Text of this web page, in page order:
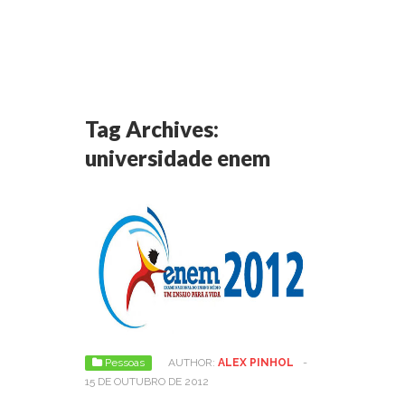
Tag Archives:
universidade enem
Pessoas AUTHOR: ALEX PINHOL
-
15 DE OUTUBRO DE 2012